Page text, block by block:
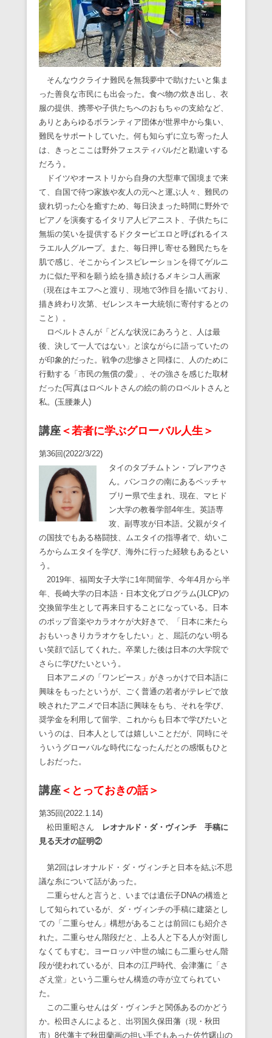
そんなウクライナ難民を無我夢中で助けたいと集ま
った善良な市民にも出会った。食べ物の炊き出し、衣
服の提供、携帯や子供たちへのおもちゃの支給など、
ありとあらゆるボランティア団体が世界中から集い、
難民をサポートしていた。何も知らずに立ち寄った人
は、きっとここは野外フェスティバルだと勘違いする
だろう。
ドイツやオーストリから自身の大型車で国境まで来
て、自国で待つ家族や友人の元へと運ぶ人々、難民の
疲れ切った心を癒すため、毎日決まった時間に野外で
ピアノを演奏するイタリア人ピアニスト、子供たちに
無垢の笑いを提供するドクターピエロと呼ばれるイス
ラエル人グループ。また、毎日押し寄せる難民たちを
肌で感じ、そこからインスピレーションを得てゲルニ
カに似た平和を願う絵を描き続けるメキシコ人画家
（現在はキエフへと渡り、現地で3作目を描いており、
描き終わり次第、ゼレンスキー大統領に寄付するとの
こと）。
ロベルトさんが「どんな状況にあろうと、人は最
後、決して一人ではない」と涙ながらに語っていたの
が印象的だった。戦争の悲惨さと同様に、人のために
行動する「市民の無償の愛」、その強さを感じた取材
だった(写真はロベルトさんの絵の前のロベルトさんと
私。(玉腰兼人)
講座 ＜若者に学ぶグローバル人生＞
第36回(2022/3/22)
タイのタブチムトン・プレアウさ
ん。バンコクの南にあるペッチャ
ブリー県で生まれ、現在、マヒド
ン大学の教養学部4年生。英語専
攻、副専攻が日本語。父親がタイ
の国技でもある格闘技、ムエタイの指導者で、幼いこ
ろからムエタイを学び、海外に行った経験もあるとい
う。
2019年、福岡女子大学に1年間留学、今年4月から半
年、長崎大学の日本語・日本文化プログラム(JLCP)の
交換留学生として再来日することになっている。日本
のポップ音楽やカラオケが大好きで、「日本に来たら
おもいっきりカラオケをしたい」と、屈託のない明る
い笑顔で話してくれた。卒業した後は日本の大学院で
さらに学びたいという。
日本アニメの「ワンピース」がきっかけで日本語に
興味をもったというが、ごく普通の若者がテレビで放
映されたアニメで日本語に興味をもち、それを学び、
奨学金を利用して留学、これからも日本で学びたいと
いうのは、日本人としては嬉しいことだが、同時にそ
ういうグローバルな時代になったんだとの感慨もひと
しおだった。
講座 ＜とっておきの話＞
第35回(2022.1.14)
松田重昭さん
レオナルド・ダ・ヴィンチ 手稿に
見る天才の証明②
第2回はレオナルド・ダ・ヴィンチと日本を結ぶ不思
議な糸について話があった。
二重らせんと言うと、いまでは遺伝子DNAの構造と
して知られているが、ダ・ヴィンチの手稿に建築とし
ての「二重らせん」構想があることは前回にも紹介さ
れた。二重らせん階段だと、上る人と下る人が対面し
なくてもすむ。ヨーロッパ中世の城にも二重らせん階
段が使われているが、日本の江戸時代、会津藩に「さ
ざえ堂」という二重らせん構造の寺が立てられてい
た。
この二重らせんはダ・ヴィンチと関係あるのかどう
か。松田さんによると、出羽国久保田藩（現・秋田
市）8代藩主で秋田蘭画の担い手でもあった佐竹曙山の